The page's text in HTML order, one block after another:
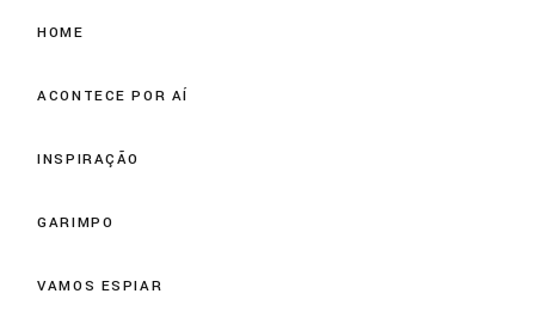
HOME
ACONTECE POR AÍ
INSPIRAÇÃO
GARIMPO
VAMOS ESPIAR